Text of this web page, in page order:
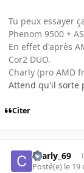
Tu peux essayer
Phenom 9500 +
En effet d'après
Cor2 DUO.
Charly (pro AMD
Attend qu'il sorte
Citer
charly_69
Posté(e) le 19